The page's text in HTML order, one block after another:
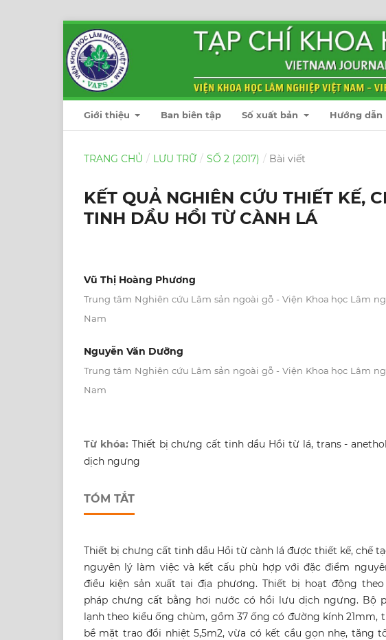
Giới thiệu Ban biên tập Số xuất bản Hướng dẫn
TRANG CHỦ / LƯU TRỮ / SỐ 2 (2017) / Bài viết
KẾT QUẢ NGHIÊN CỨU THIẾT KẾ,
TINH DẦU HỒI TỪ CÀNH LÁ
Vũ Thị Hoàng Phương
Trung tâm Nghiên cứu Lâm sản ngoài gỗ - Viện Khoa học Lâm
Nam
Nguyễn Văn Dưỡng
Trung tâm Nghiên cứu Lâm sản ngoài gỗ - Viện Khoa học Lâm
Nam
Từ khóa: Thiết bị chưng cất tinh dầu Hồi từ lá, trans -
dịch ngưng
TÓM TẮT
Thiết bị chưng cất tinh dầu Hồi từ cành lá được thiết kế, chế
nguyên lý làm việc và kết cấu phù hợp với đặc điểm
điều kiện sản xuất tại địa phương. Thiết bị hoạt động
pháp chưng cất bằng hơi nước có hồi lưu dịch ngưng. Bộ
lạnh theo kiểu ống chùm, gồm 37 ống có đường kính 21mm,
bề mặt trao đổi nhiệt 5,5m2, vừa có kết cầu gọn nhẹ, tăng